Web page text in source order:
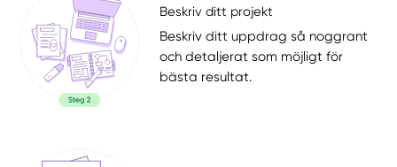
Beskriv ditt projekt
Beskriv ditt uppdrag så noggrant
och detaljerat som möjligt för
bästa resultat.